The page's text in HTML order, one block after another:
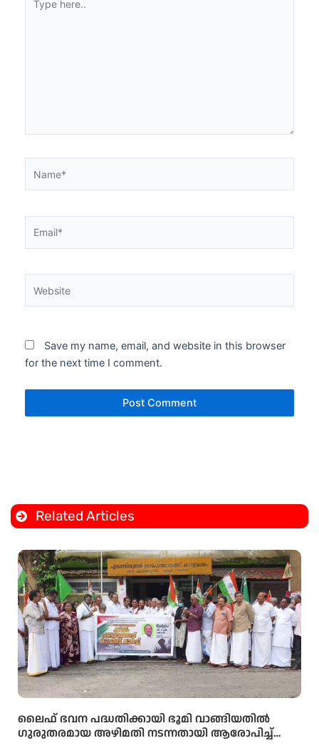
here..
Save my name, email, and website in this browser
for the next time I comment.
Related Articles
ലൈഫ് ഭവന പദ്ധതിക്കായി ഭൂമി വാങ്ങിയതിൽ
ഗുരുതരമായ അഴിമതി നടന്നതായി ആരോപിച്ച്